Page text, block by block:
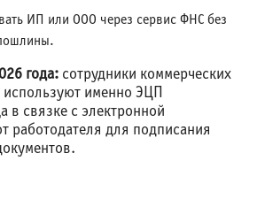
ИП или ООО через сервис ФНС без
года: сотрудники коммерческих
именно ЭЦП
в связке с электронной
работодателя для подписания